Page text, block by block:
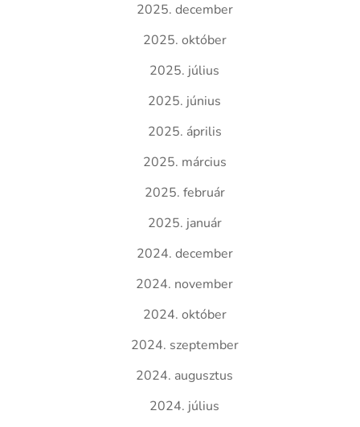
2025. december
2025. október
2025. július
2025. június
2025. április
2025. március
2025. február
2025. január
2024. december
2024. november
2024. október
2024. szeptember
2024. augusztus
2024. július